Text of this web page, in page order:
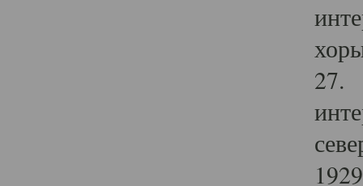
27.